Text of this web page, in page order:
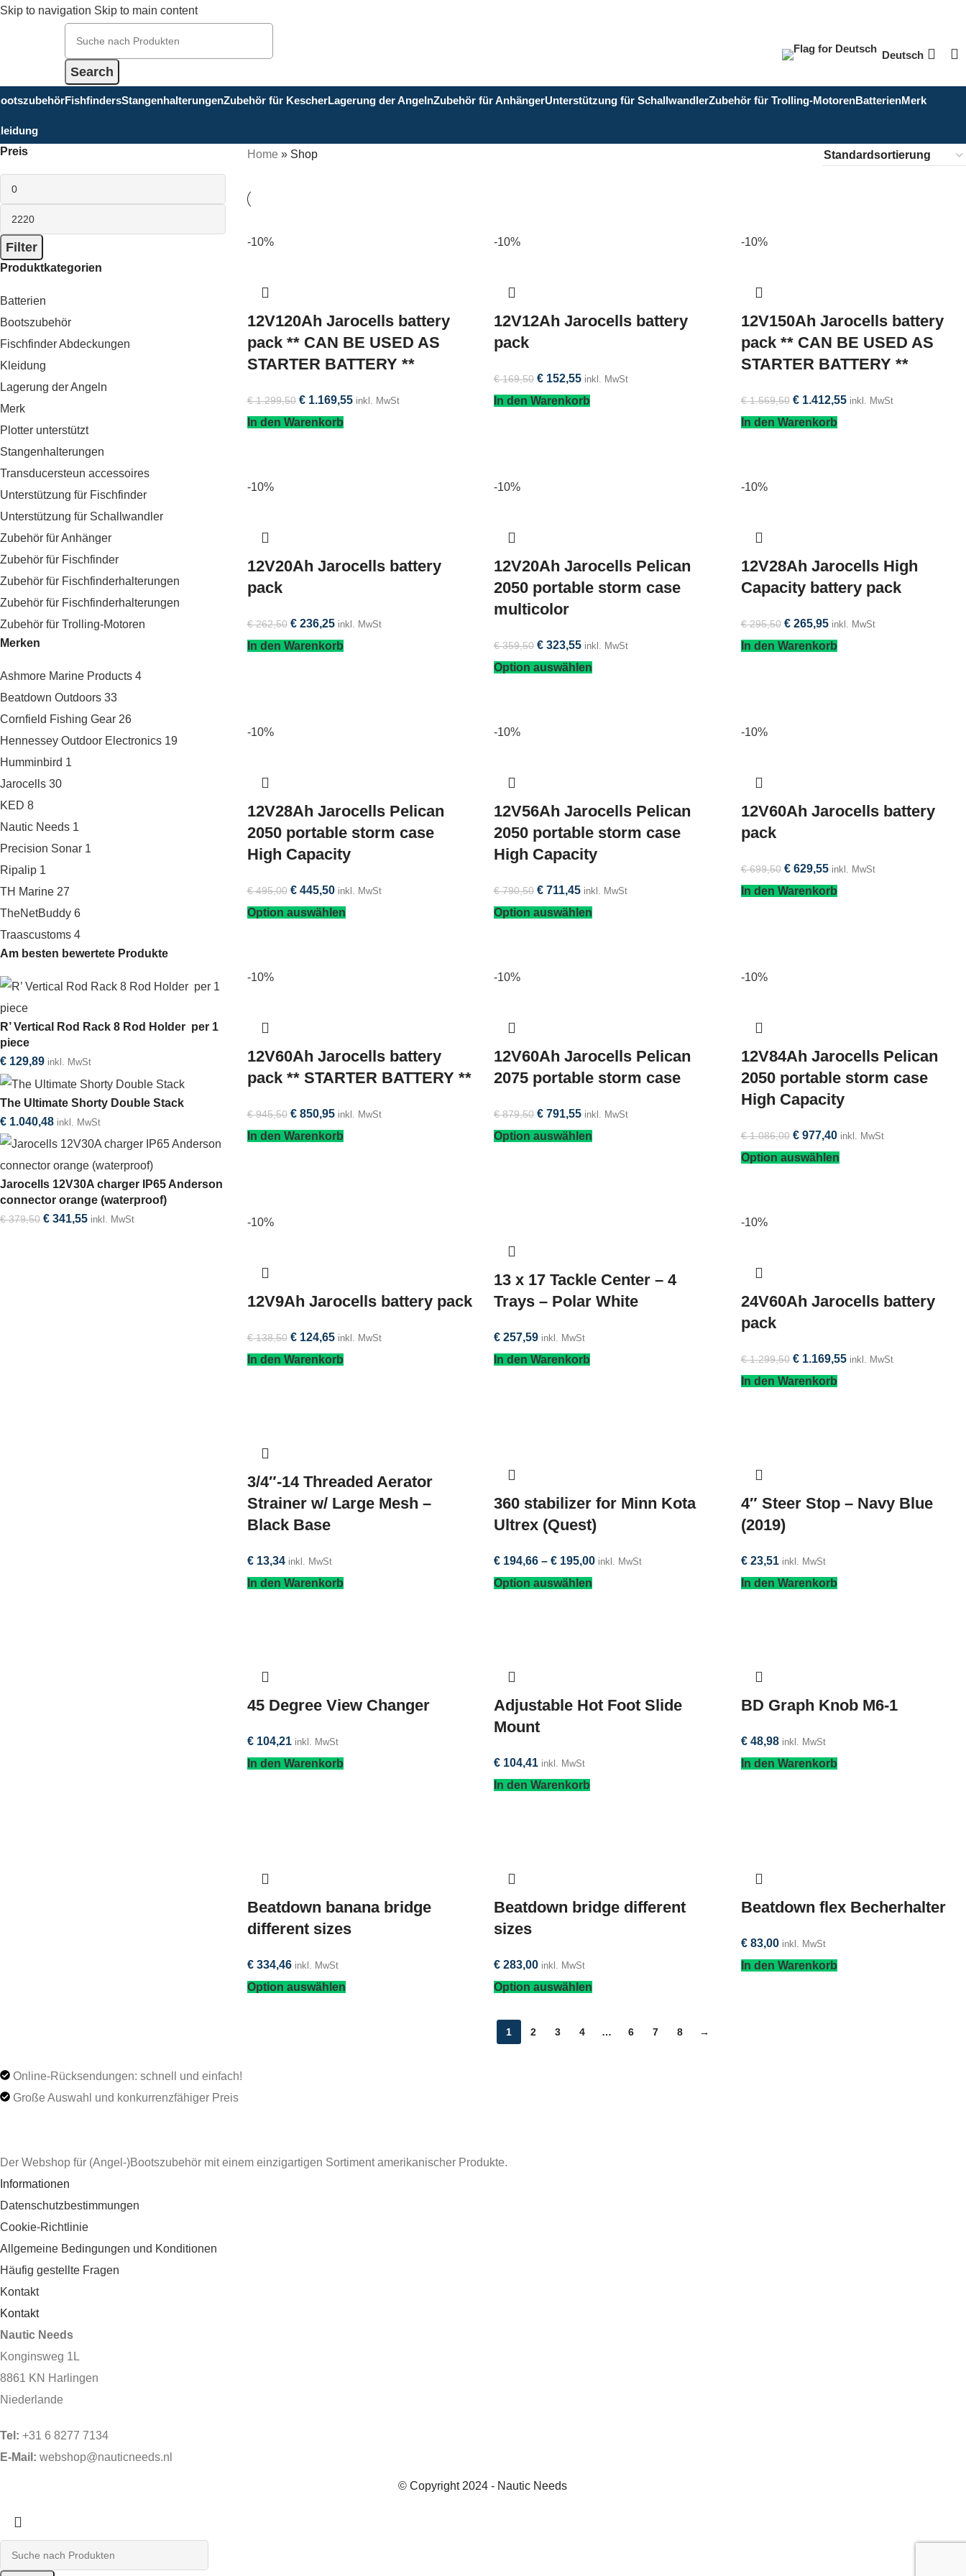
Skip to navigation Skip to main content
Search
Deutsch
FishfindersStangenhalterungenZubehör für KescherLagerung der AngelnZubehör für AnhängerUnterstützung für SchallwandlerZubehör für Trolling-MotorenBatterienMerk
Preis
Filter
Produktkategorien
Batterien
Bootszubehör
Fischfinder Abdeckungen
Kleidung
Lagerung der Angeln
Merk
Plotter unterstützt
Stangenhalterungen
Transducersteun accessoires
Unterstützung für Fischfinder
Unterstützung für Schallwandler
Zubehör für Anhänger
Zubehör für Fischfinder
Zubehör für Fischfinderhalterungen
Zubehör für Fischfinderhalterungen
Zubehör für Trolling-Motoren
Merken
Ashmore Marine Products 4
Beatdown Outdoors 33
Cornfield Fishing Gear 26
Hennessey Outdoor Electronics 19
Humminbird 1
Jarocells 30
KED 8
Nautic Needs 1
Precision Sonar 1
Ripalip 1
TH Marine 27
TheNetBuddy 6
Traascustoms 4
Am besten bewertete Produkte
R’ Vertical Rod Rack 8 Rod Holder per 1
piece
€ 129,89 inkl. MwSt
The Ultimate Shorty Double Stack
€ 1.040,48 inkl. MwSt
Jarocells 12V30A charger IP65 Anderson
connector orange (waterproof)
€379,50 € 341,55 inkl. MwSt
Home » Shop
-10%
12V120Ah Jarocells battery
pack ** CAN BE USED AS
STARTER BATTERY **
€1.299,50 €1.169,55 inkl. MwSt
In den Warenkorb
-10%
12V12Ah Jarocells battery
pack
€169,50 € 152,55 inkl. MwSt
In den Warenkorb
-10%
12V150Ah Jarocells battery
pack ** CAN BE USED AS
STARTER BATTERY **
€1.569,50 €1.412,55 inkl. MwSt
In den Warenkorb
-10%
12V20Ah Jarocells battery
pack
€262,50 €236,25 inkl. MwSt
In den Warenkorb
-10%
12V20Ah Jarocells Pelican
2050 portable storm case
multicolor
€359,50 € 323,55 inkl. MwSt
Option auswählen
-10%
12V28Ah Jarocells High
Capacity battery pack
€295,50 €265,95 inkl. MwSt
In den Warenkorb
-10%
12V28Ah Jarocells Pelican
2050 portable storm case
High Capacity
€495,00 €445,50 inkl. MwSt
Option auswählen
-10%
12V56Ah Jarocells Pelican
2050 portable storm case
High Capacity
€790,50 € 711,45 inkl. MwSt
Option auswählen
-10%
12V60Ah Jarocells battery
pack
€699,50 €629,55 inkl. MwSt
In den Warenkorb
-10%
12V60Ah Jarocells battery
pack ** STARTER BATTERY **
€945,50 €850,95 inkl. MwSt
In den Warenkorb
-10%
12V60Ah Jarocells Pelican
2075 portable storm case
€879,50 € 791,55 inkl. MwSt
Option auswählen
-10%
12V84Ah Jarocells Pelican
2050 portable storm case
High Capacity
€1.086,00 €977,40 inkl. MwSt
Option auswählen
-10%
12V9Ah Jarocells battery pack
€138,50 €124,65 inkl. MwSt
In den Warenkorb
13 x 17 Tackle Center – 4
Trays – Polar White
€ 257,59 inkl. MwSt
In den Warenkorb
-10%
24V60Ah Jarocells battery
pack
€1.299,50 €1.169,55 inkl. MwSt
In den Warenkorb
3/4″-14 Threaded Aerator
Strainer w/ Large Mesh –
Black Base
€13,34 inkl. MwSt
In den Warenkorb
360 stabilizer for Minn Kota
Ultrex (Quest)
€ 194,66 – € 195,00 inkl. MwSt
Option auswählen
4″ Steer Stop – Navy Blue
(2019)
€23,51 inkl. MwSt
In den Warenkorb
45 Degree View Changer
€104,21 inkl. MwSt
In den Warenkorb
Adjustable Hot Foot Slide
Mount
€ 104,41 inkl. MwSt
In den Warenkorb
BD Graph Knob M6-1
€48,98 inkl. MwSt
In den Warenkorb
Beatdown banana bridge
different sizes
€334,46 inkl. MwSt
Option auswählen
Beatdown bridge different
sizes
€ 283,00 inkl. MwSt
Option auswählen
Beatdown flex Becherhalter
€83,00 inkl. MwSt
In den Warenkorb
1 2 3 4 … 6 7 8 →
Online-Rücksendungen: schnell und einfach!
Große Auswahl und konkurrenzfähiger Preis
Der Webshop für (Angel-)Bootszubehör mit einem einzigartigen Sortiment amerikanischer Produkte.
Informationen
Datenschutzbestimmungen
Cookie-Richtlinie
Allgemeine Bedingungen und Konditionen
Häufig gestellte Fragen
Kontakt
Kontakt
Nautic Needs
Konginsweg 1L
8861 KN Harlingen
Niederlande
Tel: +31 6 8277 7134
E-Mail: webshop@nauticneeds.nl
© Copyright 2024 - Nautic Needs